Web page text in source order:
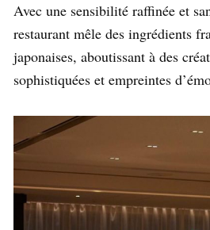
Avec une sensibilité raffinée et
restaurant mêle des ingrédients
japonaises, aboutissant à des
sophistiquées et empreintes